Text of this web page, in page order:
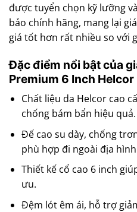
được tuyển chọn kỹ lưỡng
bảo chính hãng, mang lại
giá tốt hơn rất nhiều so với
Đặc điểm nổi bật của
Premium 6 Inch Helcor
Chất liệu da Helcor cao
chống bám bẩn hiệu quả.
Đế cao su dày, chống
phù hợp đi ngoài địa
Thiết kế cổ cao 6 inch
ưu.
Đệm lót êm ái, hỗ trợ